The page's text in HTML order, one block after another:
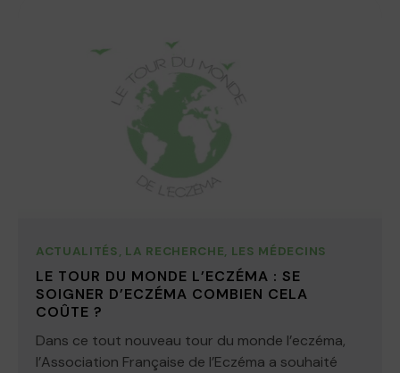
ACTUALITÉS, LA RECHERCHE, LES MÉDECINS
LE TOUR DU MONDE L’ECZÉMA : SE
SOIGNER D’ECZÉMA COMBIEN CELA
COÛTE ?
Dans ce tout nouveau tour du monde l’eczéma,
l’Association Française de l’Eczéma a souhaité